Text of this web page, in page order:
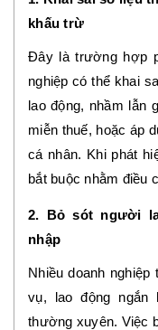
khấu trừ
Đây là trường hợp
nghiệp có thể khai
lao động, nhầm lẫn
miễn thuế, hoặc áp
cá nhân. Khi phát
bắt buộc nhằm điều
2. Bỏ sót người
nhập
Nhiều doanh
vụ, lao động ngắn
thường xuyên. Việc